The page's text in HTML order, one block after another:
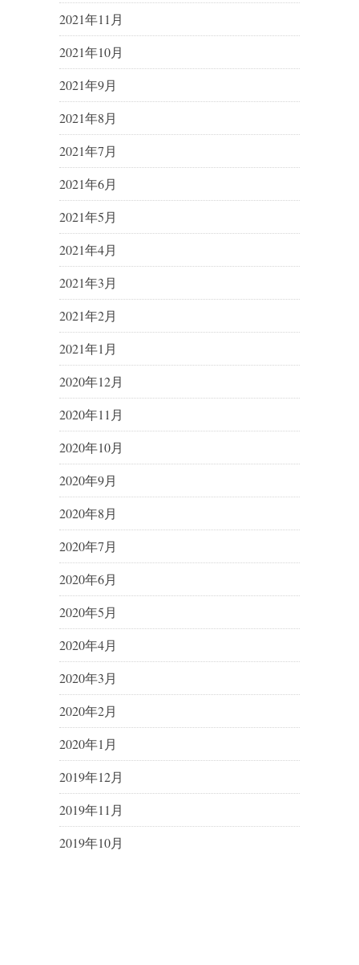
2021年11月
2021年10月
2021年9月
2021年8月
2021年7月
2021年6月
2021年5月
2021年4月
2021年3月
2021年2月
2021年1月
2020年12月
2020年11月
2020年10月
2020年9月
2020年8月
2020年7月
2020年6月
2020年5月
2020年4月
2020年3月
2020年2月
2020年1月
2019年12月
2019年11月
2019年10月